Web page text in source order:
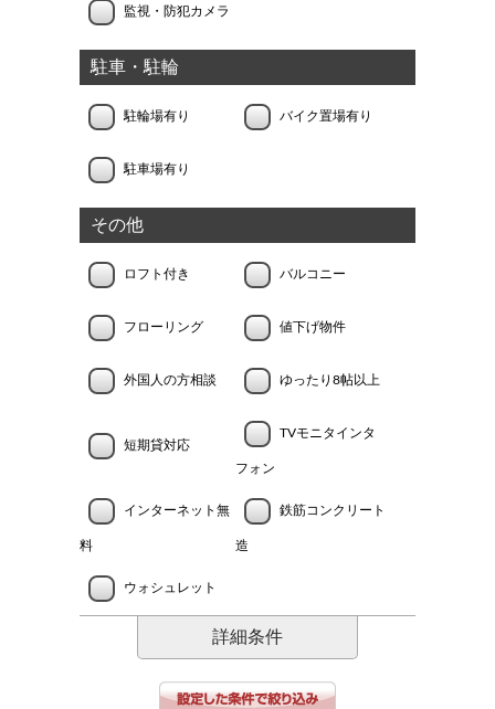
監視・防犯カメラ
駐車・駐輪
駐輪場有り バイク置場有り
駐車場有り
その他
ロフト付き バルコニー
フローリング 値下げ物件
外国人の方相談 ゆったり8帖以上
短期貸対応
TVモニタインタ
フォン
インターネット無
料
鉄筋コンクリート
造
ウォシュレット